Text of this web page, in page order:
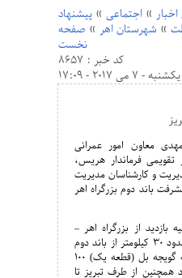
»اجتماعی »پیشنهاد
» شهرستان اهر » صفحه
نخست
کد خبر : 8657
یکشنبه - 7 می 2017 - 17:09
معاون امور عمرانی
تقویمی فرماندار هریس،
و کارشناسان مدیریت
باند دوم بزرگراه اهر
بازدید از بزرگراه اهر –
تبریز در جمع خبرنگاران، اظهار داشت: حدود 30 کیلومتر از باند دوم
زیر ترافیک است که از طرف اهر تا گردنه گویجه بل (قطعه یک) 100
همچنین از طرف تبریز تا